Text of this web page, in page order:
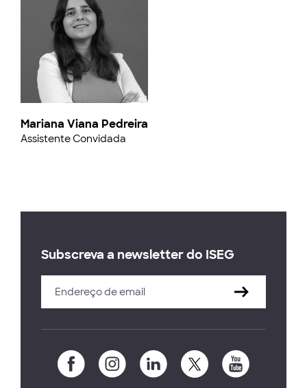
Mariana Viana Pedreira
Assistente Convidada
Subscreva a newsletter do ISEG